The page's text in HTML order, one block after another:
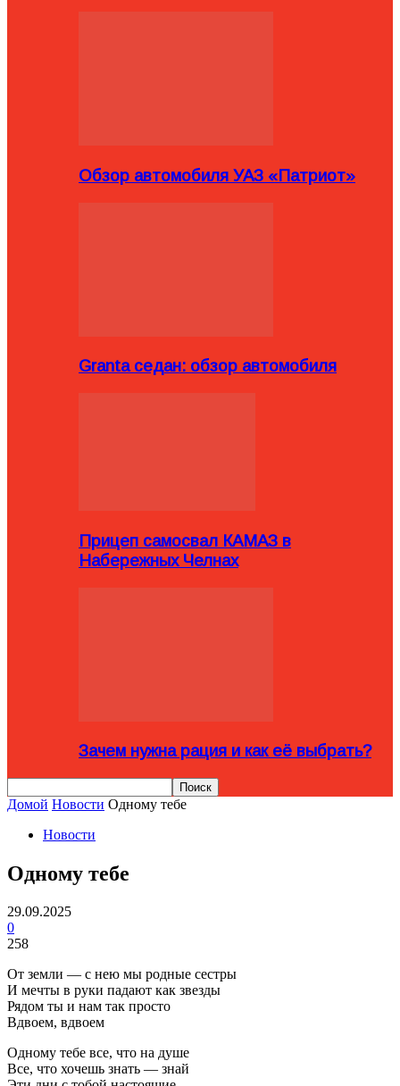
Обзор автомобиля УАЗ «Патриот»
Granta седан: обзор автомобиля
Прицеп самосвал КАМАЗ в
Набережных Челнах
Зачем нужна рация и как её выбрать?
Домой Новости Одному тебе
Новости
Одному тебе
29.09.2025
0
258
От земли — с нею мы родные сестры
И мечты в руки падают как звезды
Рядом ты и нам так просто
Вдвоем, вдвоем
Одному тебе все, что на душе
Все, что хочешь знать — знай